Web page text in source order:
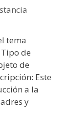
tema
de
de
Este
a la
y